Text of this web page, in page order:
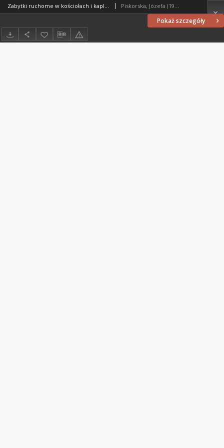
Pokaż szczegóły
Zabytki ruchome w kościołach i kaplicach dekanatów Olsztyn Południe i Północ według stanu z 1975 roku : inwentarz ruchomych zabytków sztuki kościelnej Diecezji Warmińskiej Piskorska, Józefa (1930-2016)